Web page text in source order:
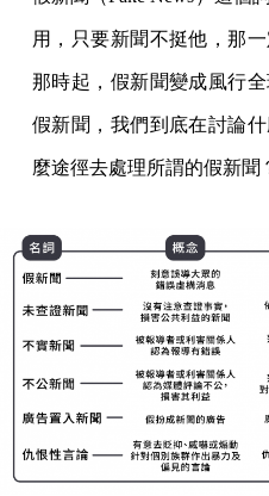
用，只要新聞不挺他，那
那時起，假新聞變成風行
假新聞，我們到底在討論
麼途徑去處理所謂的假新聞